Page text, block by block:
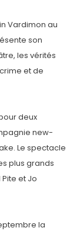
Vardimon au
son
les vérités
et de
deux
new-
Le spectacle
plus grands
et Jo
la